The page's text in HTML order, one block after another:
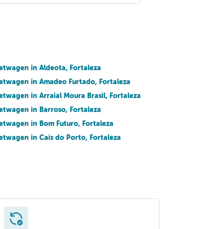
in Aldeota, Fortaleza
in Amadeo Furtado, Fortaleza
in Arraial Moura Brasil, Fortaleza
in Barroso, Fortaleza
in Bom Futuro, Fortaleza
in Cais do Porto, Fortaleza